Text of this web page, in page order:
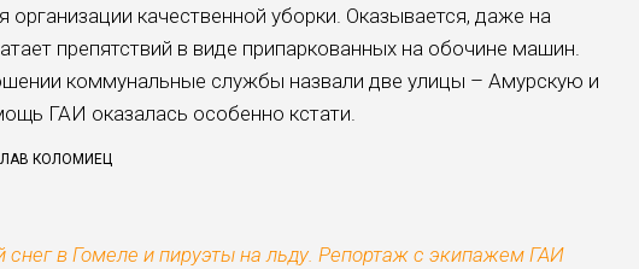
качественной уборки. Оказывается, даже на
препятствий в виде припаркованных на обочине машин.
коммунальные службы назвали две улицы – Амурскую и
ГАИ оказалась особенно кстати.
КОЛОМИЕЦ
снег в Гомеле и пируэты на льду. Репортаж с экипажем ГАИ